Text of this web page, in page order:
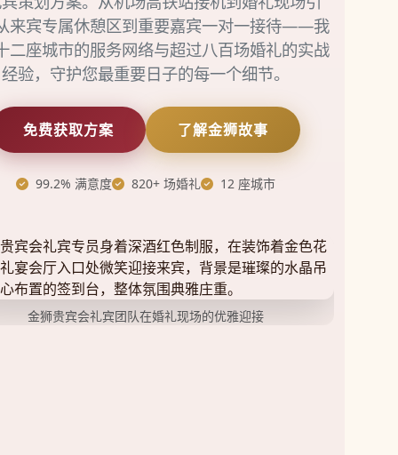
来宾专属休憩区到重要嘉宾一对一接待——我
二座城市的服务网络与超过八百场婚礼的实战
经验，守护您最重要日子的每一个细节。
免费获取方案 了解金狮故事
99.2% 满意度 820+ 场婚礼 12 座城市
金狮贵宾会礼宾团队在婚礼现场的优雅迎接